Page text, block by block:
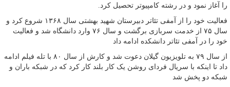
را آغاز نمود و در رشته کامپیوتر تحصیل کرد.
فعالیت خود را از آمفی تئاتر دبیرستان شهید بهشتی سال ۱۳۶۸ شروع کرد و
سال ۷۵ از خدمت سربازی برگشت و سال ۷۶ وارد دانشگاه شد و فعالیت
خود را در آمفی تئاتر دانشکده ادامه داد
از سال ۷۹ به تلویزیون گیلان دعوت شد و کارش از سال ۸۰ با تله فیلم ادامه
داد تا اینکه با سریال فردای روشن یک کار بلند کار کرد که در شبکه باران و
شبکه دو پخش شد